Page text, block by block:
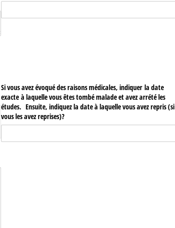
Si vous avez évoqué des raisons médicales, indiquer la date
exacte à laquelle vous êtes tombé malade et avez arrété les
études. Ensuite, indiquez la date à laquelle vous avez repris (si
vous les avez reprises)?